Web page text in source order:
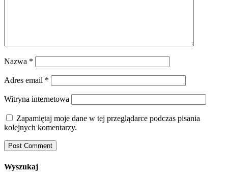
Nazwa *
Adres email *
Witryna internetowa
Zapamiętaj moje dane w tej przeglądarce podczas pisania
kolejnych komentarzy.
Wyszukaj